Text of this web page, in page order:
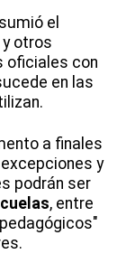
el
y otros
oficiales con
en las
a finales
y
podrán ser
, entre